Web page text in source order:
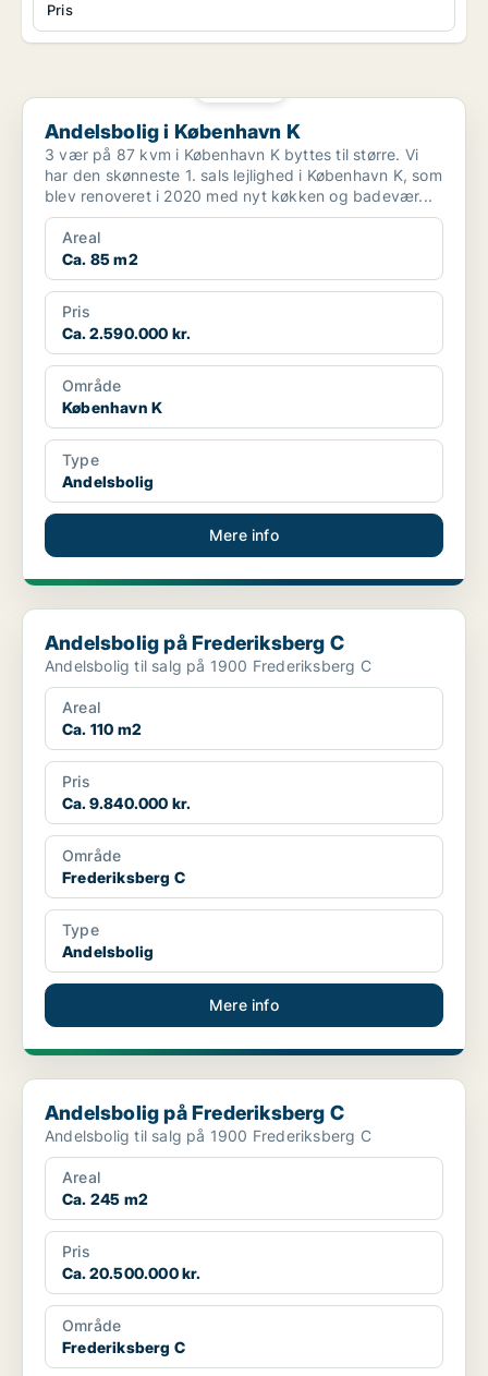
Pris
Andelsbolig i København K
Andelsbolig i København K
3 vær på 87 kvm i København K byttes til større. Vi
har den skønneste 1. sals lejlighed i København K, som
blev renoveret i 2020 med nyt køkken og badevær...
Areal
Ca. 85 m2
Pris
Ca. 2.590.000 kr.
Område
København K
Type
Andelsbolig
Mere info
Andelsbolig på Frederiksberg C
Andelsbolig på Frederiksberg C
Andelsbolig til salg på 1900 Frederiksberg C
Areal
Ca. 110 m2
Pris
Ca. 9.840.000 kr.
Område
Frederiksberg C
Type
Andelsbolig
Mere info
Andelsbolig på Frederiksberg C
Andelsbolig på Frederiksberg C
Andelsbolig til salg på 1900 Frederiksberg C
Areal
Ca. 245 m2
Pris
Ca. 20.500.000 kr.
Område
Frederiksberg C